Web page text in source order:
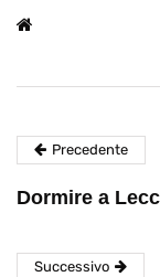
Precedente
Dormire a
Successivo